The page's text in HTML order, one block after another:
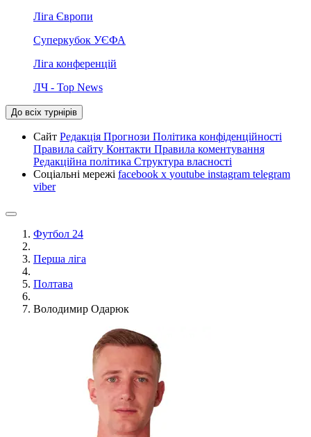
Ліга Європи
Суперкубок УЄФА
Ліга конференцій
ЛЧ - Top News
До всіх турнірів
Сайт Редакція Прогнози Політика конфіденційності
Правила сайту Контакти Правила коментування
Редакційна політика Структура власності
Соціальні мережі facebook x youtube instagram telegram
viber
Футбол 24
Перша ліга
Полтава
Володимир Одарюк